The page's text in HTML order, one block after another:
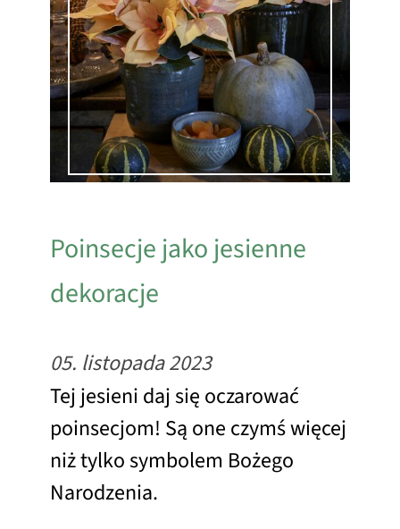
Poinsecje jako jesienne
dekoracje
05. listopada 2023
Tej jesieni daj się oczarować
poinsecjom! Są one czymś więcej
niż tylko symbolem Bożego
Narodzenia.